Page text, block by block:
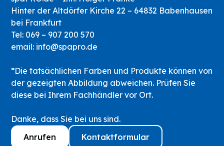
für maximale Energieeffizienz im laufenden
Betrieb.
Hinter der Altdörfer Kirche 22 – 64832 Babenhausen
bei Frankfurt
Tel: 069 – 907 200 570
email: info@spapro.de
*Die tatsächlichen Farben und Produkte können von
der gezeigten Abbildung abweichen. Prüfen Sie
diese bei Ihrem Fachhändler vor Ort.
Danke, dass Sie bei uns sind.
Anrufen
Kontaktformular